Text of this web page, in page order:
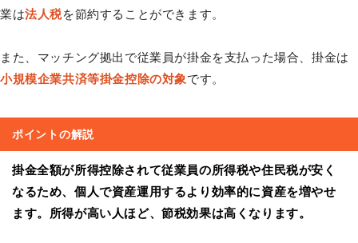
業は法人税を節約することができます。
また、マッチング拠出で従業員が掛金を支払った場合、掛金は
小規模企業共済等掛金控除の対象です。
ポイントの解説
掛金全額が所得控除されて従業員の所得税や住民税が安く
なるため、個人で資産運用するより効率的に資産を増やせ
ます。所得が高い人ほど、節税効果は高くなります。